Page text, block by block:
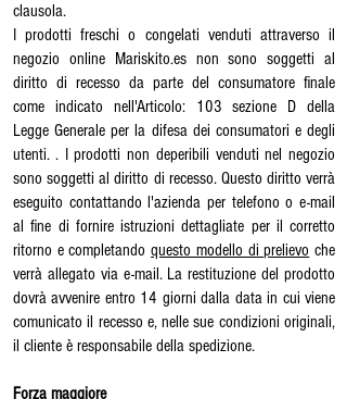
clausola.
I prodotti freschi o congelati venduti attraverso il
negozio online Mariskito.es non sono soggetti al
diritto di recesso da parte del consumatore finale
come indicato nell'Articolo: 103 sezione D della
Legge Generale per la difesa dei consumatori e degli
utenti. . I prodotti non deperibili venduti nel negozio
sono soggetti al diritto di recesso. Questo diritto verrà
eseguito contattando l'azienda per telefono o e-mail
al fine di fornire istruzioni dettagliate per il corretto
ritorno e completandoquesto modello di prelievo che
verrà allegato via e-mail. La restituzione del prodotto
dovrà avvenire entro 14 giorni dalla data in cui viene
comunicato il recesso e, nelle sue condizioni originali,
il cliente è responsabile della spedizione.
Forza maggiore